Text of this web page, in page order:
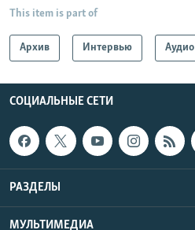
This item is part of
Архив Интервью Аудио
СОЦИАЛЬНЫЕ СЕТИ
РАЗДЕЛЫ
МУЛЬТИМЕДИА